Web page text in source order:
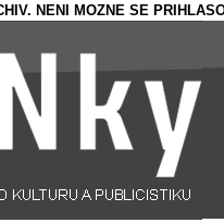
NENI MOZNE SE